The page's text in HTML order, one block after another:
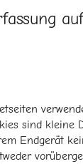
sind kleine
Endgerät